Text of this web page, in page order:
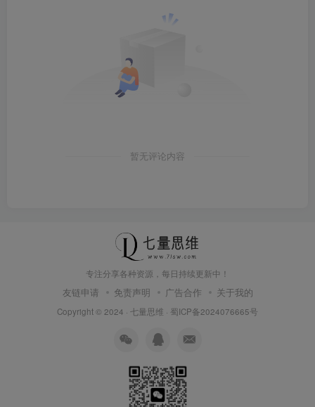
暂无评论内容
专注分享各种资源，每日持续更新中！
友链申请 免责声明 广告合作 关于我的
Copyright © 2024 · 七量思维 · 蜀ICP备2024076665号